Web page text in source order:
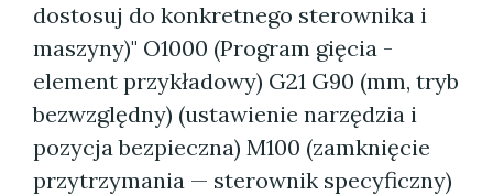
dostosuj do konkretnego sterownika i
maszyny)" O1000 (Program gięcia -
element przykładowy) G21 G90 (mm, tryb
bezwzględny) (ustawienie narzędzia i
pozycja bezpieczna) M100 (zamknięcie
przytrzymania — sterownik specyficzny)